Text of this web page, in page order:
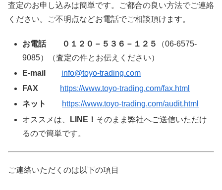
査定のお申し込みは簡単です。ご都合の良い方法でご連絡
ください。ご不明点などお電話でご相談頂けます。
お電話 ０１２０－５３６－１２５
（06-6575-
9085）（査定の件とお伝えください）
E-mail
info@toyo-trading.com
FAX
https://www.toyo-trading.com/fax.html
ネット
https://www.toyo-trading.com/audit.html
オススメは、
LINE！ そのまま弊社へご送信いただけ
るので簡単です。
ご連絡いただくのは以下の項目